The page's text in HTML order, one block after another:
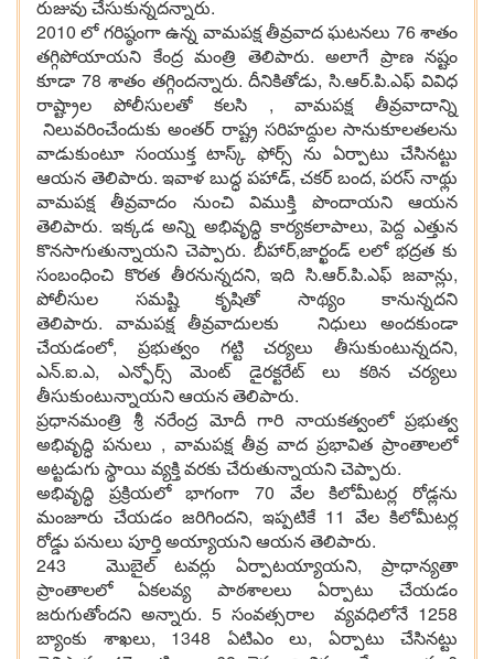
రుజువు చేసుకున్నదన్నారు.
2010 లో గరిష్ఠంగా ఉన్న వామపక్ష తీవ్రవాద ఘటనలు 76 శాతం
తగ్గిపోయాయని కేంద్ర మంత్రి తెలిపారు. అలాగే ప్రాణ నష్టం
కూడా 78 శాతం తగ్గిందన్నారు. దీనికితోడు, సి.ఆర్.పి.ఎఫ్ వివిధ
రాష్ట్రాల పోలీసులతో కలసి , వామపక్ష తీవ్రవాదాన్ని
నిలువరించేందుకు అంతర్ రాష్ట్ర సరిహద్దుల సానుకూలతలను
వాడుకుంటూ సంయుక్త టాస్క్ ఫోర్స్ ను ఏర్పాటు చేసినట్టు
ఆయన తెలిపారు. ఇవాళ బుద్ధ పహాడ్, చకర్ బంద, పరస్ నాథ్లు
వామపక్ష తీవ్రవాదం నుంచి విముక్తి పొందాయని ఆయన
తెలిపారు. ఇక్కడ అన్ని అభివృద్ధి కార్యకలాపాలు, పెద్ద ఎత్తున
కొనసాగుతున్నాయని చెప్పారు. బీహార్,జార్ఖండ్ లలో భద్రత కు
సంబంధించి కొరత తీరనున్నదని, ఇది సి.ఆర్.పి.ఎఫ్ జవాన్లు,
పోలీసుల సమష్టి కృషితో సాథ్యం కానున్నదని
తెలిపారు. వామపక్ష తీవ్రవాదులకు నిధులు అందకుండా
చేయడంలో, ప్రభుత్వం గట్టి చర్యలు తీసుకుంటున్నదని,
ఎన్.ఐ.ఎ, ఎన్ఫోర్స్ మెంట్ డైరక్టరేట్ లు కఠిన చర్యలు
తీసుకుంటున్నాయని ఆయన తెలిపారు.
ప్రధానమంత్రి శ్రీ నరేంద్ర మోదీ గారి నాయకత్వంలో ప్రభుత్వ
అభివృద్ధి పనులు , వామపక్ష తీవ్ర వాద ప్రభావిత ప్రాంతాలలో
అట్టడుగు స్థాయి వ్యక్తి వరకు చేరుతున్నాయని చెప్పారు.
అభివృద్ధి ప్రక్రియలో భాగంగా 70 వేల కిలోమీటర్ల రోడ్లను
మంజూరు చేయడం జరిగిందని, ఇప్పటికే 11 వేల కిలోమీటర్ల
రోడ్డు పనులు పూర్తి అయ్యాయని ఆయన తెలిపారు.
243 మొబైల్ టవర్లు ఏర్పాటయ్యాయని, ప్రాధాన్యతా
ప్రాంతాలలో ఏకలవ్య పాఠశాలలు ఏర్పాటు చేయడం
జరుగుతోందని అన్నారు. 5 సంవత్సరాల వ్యవధిలోనే 1258
బ్యాంకు శాఖలు, 1348 ఏటిఎం లు, ఏర్పాటు చేసినట్టు